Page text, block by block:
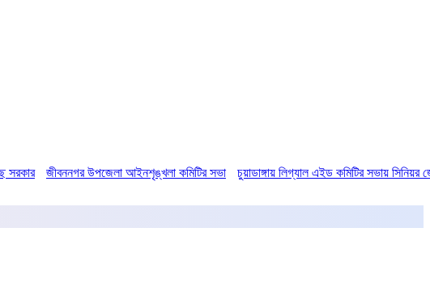
জীবননগর উপজেলা আইনশৃঙ্খলা কমিটির সভা চুয়াডাঙ্গায় লিগ্যাল এইড কমিটির সভায় সিনিয়র জেলা